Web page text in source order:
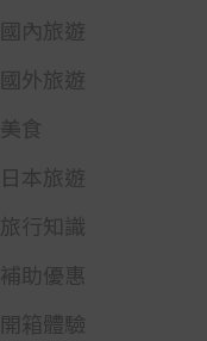
國內旅遊
國外旅遊
美食
日本旅遊
旅行知識
補助優惠
開箱體驗